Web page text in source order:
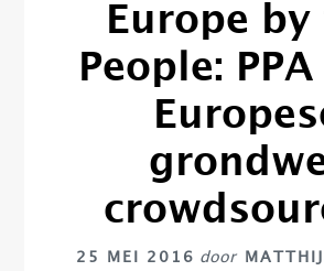
Europe by
People:
25 MEI 2016 door